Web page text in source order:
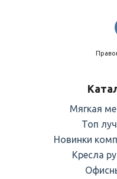
Мягкая
Топ
Новинки
Кресла